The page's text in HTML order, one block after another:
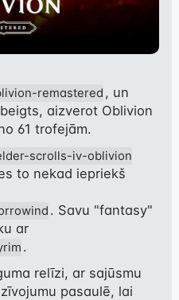
remastered , un
aizverot Oblivion
61 trofejām.
scrolls-iv-oblivion
to nekad iepriekš
. Savu "fantasy"
ar
.
relīzi, ar sajūsmu
pasaulē, lai